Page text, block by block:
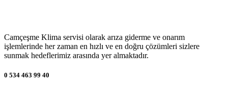
Camçeşme Klima servisi olarak arıza giderme ve onarım
işlemlerinde her zaman en hızlı ve en doğru çözümleri sizlere
sunmak hedeflerimiz arasında yer almaktadır.
0 534 463 99 40